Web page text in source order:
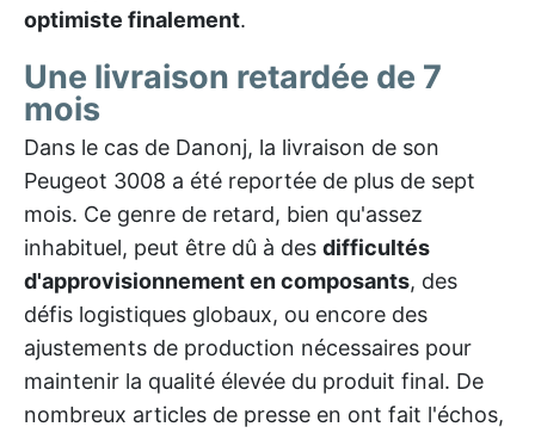
optimiste finalement.
Une livraison retardée de 7
mois
Dans le cas de Danonj, la livraison de son
Peugeot 3008 a été reportée de plus de sept
mois. Ce genre de retard, bien qu'assez
inhabituel, peut être dû à des difficultés
d'approvisionnement en composants, des
défis logistiques globaux, ou encore des
ajustements de production nécessaires pour
maintenir la qualité élevée du produit final. De
nombreux articles de presse en ont fait l'échos,